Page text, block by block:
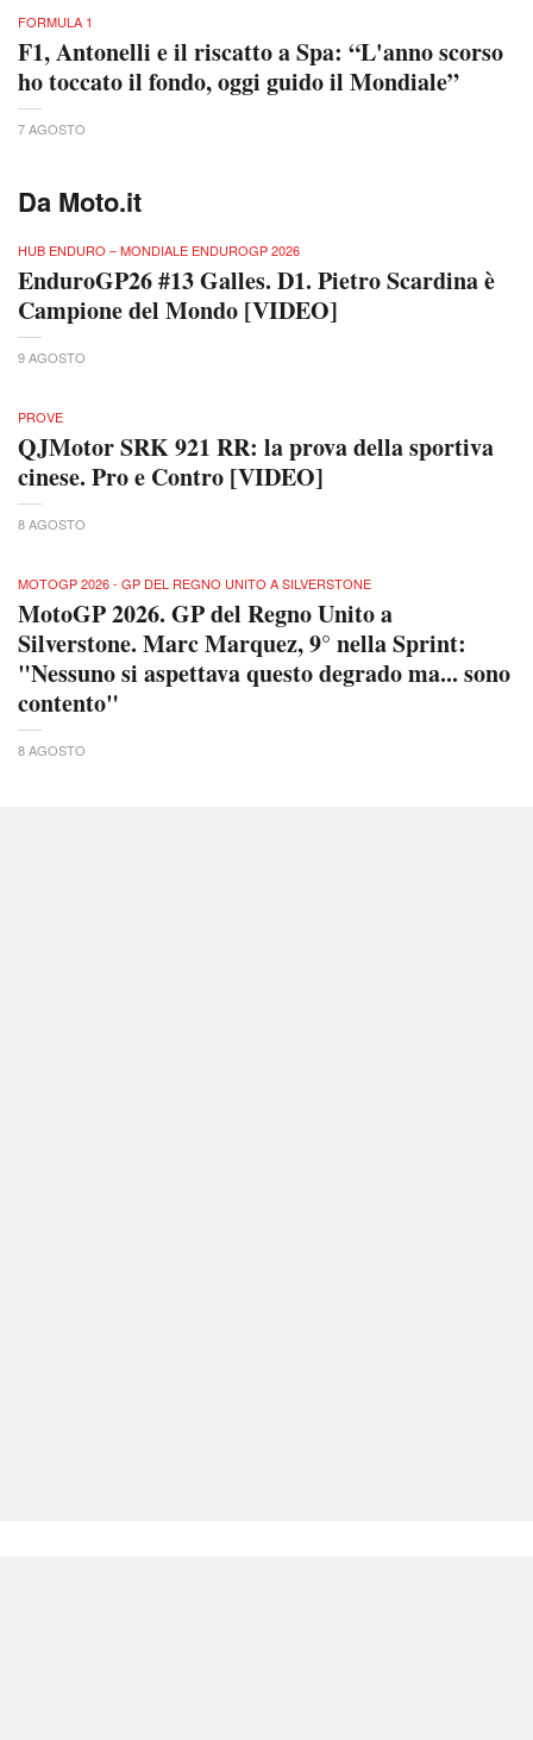
FORMULA 1
F1, Antonelli e il riscatto a Spa: “L'anno scorso
ho toccato il fondo, oggi guido il Mondiale”
7 AGOSTO
Da Moto.it
HUB ENDURO – MONDIALE ENDUROGP 2026
EnduroGP26 #13 Galles. D1. Pietro Scardina è
Campione del Mondo [VIDEO]
9 AGOSTO
PROVE
QJMotor SRK 921 RR: la prova della sportiva
cinese. Pro e Contro [VIDEO]
8 AGOSTO
MOTOGP 2026 - GP DEL REGNO UNITO A SILVERSTONE
MotoGP 2026. GP del Regno Unito a
Silverstone. Marc Marquez, 9° nella Sprint:
"Nessuno si aspettava questo degrado ma... sono
contento"
8 AGOSTO